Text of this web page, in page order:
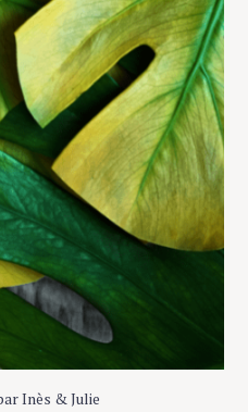
Inès & Julie